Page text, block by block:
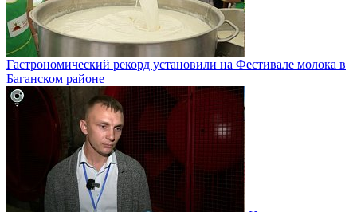
Гастрономический рекорд установили на Фестивале молока в
Баганском районе